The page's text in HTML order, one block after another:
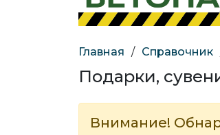
Главная / Справочник
Подарки,
Внимание!